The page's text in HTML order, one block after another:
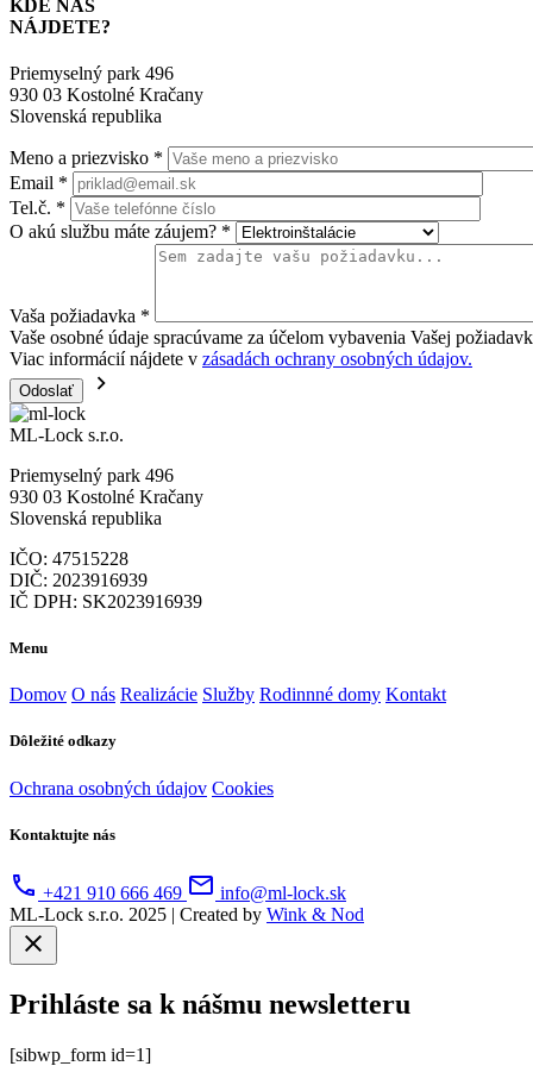
KDE NÁS
NÁJDETE?
Priemyselný park 496
930 03 Kostolné Kračany
Slovenská republika
Meno a priezvisko *
Email *
Tel.č. *
O akú službu máte záujem? *
Vaša požiadavka *
Vaše osobné údaje spracúvame za účelom vybavenia Vašej
Viac informácií nájdete v zásadách ochrany osobných údajov.
ML-Lock s.r.o.
Priemyselný park 496
930 03 Kostolné Kračany
Slovenská republika
IČO: 47515228
DIČ: 2023916939
IČ DPH: SK2023916939
Menu
Domov O nás Realizácie Služby Rodinnné domy Kontakt
Dôležité odkazy
Ochrana osobných údajov Cookies
Kontaktujte nás
+421 910 666 469
info@ml-lock.sk
ML-Lock s.r.o. 2025 | Created by Wink & Nod
Prihláste sa k nášmu newsletteru
[sibwp_form id=1]